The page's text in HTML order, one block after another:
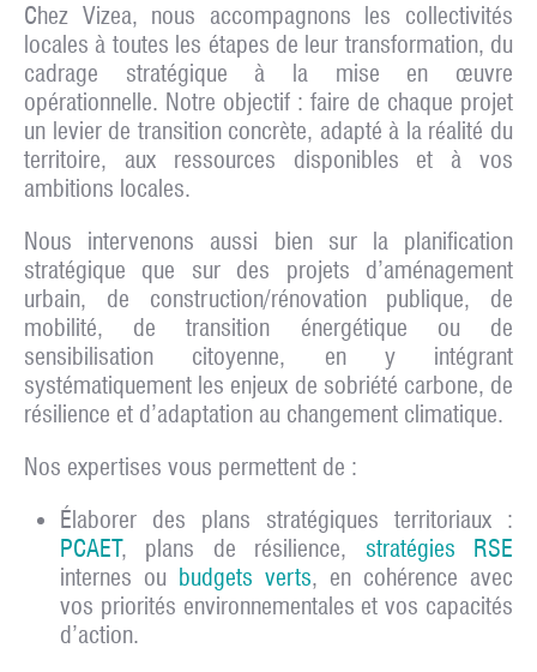
Chez Vizea, nous accompagnons les collectivités
locales à toutes les étapes de leur transformation, du
cadrage stratégique à la mise en œuvre
opérationnelle. Notre objectif : faire de chaque projet
un levier de transition concrète, adapté à la réalité du
territoire, aux ressources disponibles et à vos
ambitions locales.
Nous intervenons aussi bien sur la planification
stratégique que sur des projets d’aménagement
urbain, de construction/rénovation publique, de
mobilité, de transition énergétique ou de
sensibilisation citoyenne, en y intégrant
systématiquement les enjeux de sobriété carbone, de
résilience et d’adaptation au changement climatique.
Nos expertises vous permettent de :
Élaborer des plans stratégiques territoriaux :
PCAET, plans de résilience, stratégies RSE
internes ou budgets verts, en cohérence avec
vos priorités environnementales et vos capacités
d’action.